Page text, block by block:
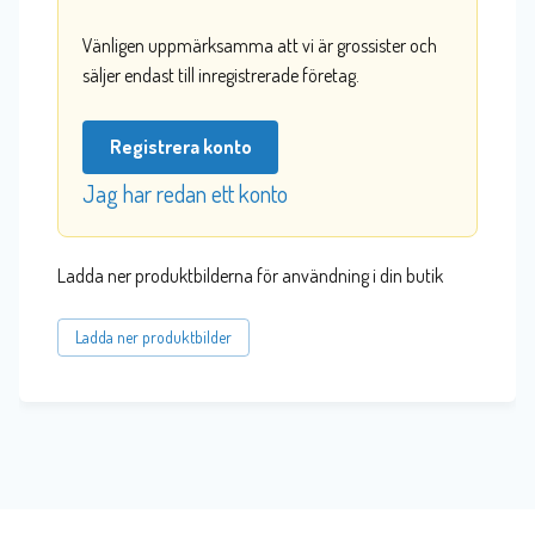
Vänligen uppmärksamma att vi är grossister och
säljer endast till inregistrerade företag.
Registrera konto
Jag har redan ett konto
Ladda ner produktbilderna för användning i din butik
Ladda ner produktbilder